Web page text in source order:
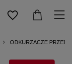
ODKURZACZE